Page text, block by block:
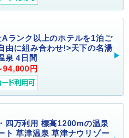
Aランク以上のホテルを1泊ご
由に組み合わせ!>天下の名湯
泉 4日間
94,000円
四万利用 標高1200mの温泉
ト 草津温泉 草津ナウリゾー